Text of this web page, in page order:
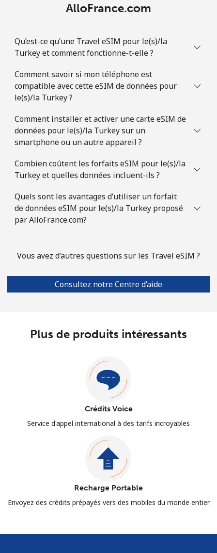
AlloFrance.com
Qu’est-ce qu’une Travel eSIM pour le(s)/la
Turkey et comment fonctionne-t-elle ?
Comment savoir si mon téléphone est
compatible avec cette eSIM de données pour
le(s)/la Turkey ?
Comment installer et activer une carte eSIM de
données pour le(s)/la Turkey sur un
smartphone ou un autre appareil ?
Combien coûtent les forfaits eSIM pour le(s)/la
Turkey et quelles données incluent-ils ?
Quels sont les avantages d’utiliser un forfait
de données eSIM pour le(s)/la Turkey proposé
par AlloFrance.com?
Vous avez d’autres questions sur les Travel eSIM ?
Consultez notre Centre d’aide
Plus de produits intéressants
Crédits Voice
Service d'appel international à des tarifs incroyables
Recharge Portable
Envoyez des crédits prépayés vers des mobiles du monde entier